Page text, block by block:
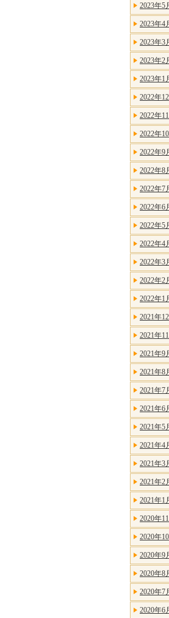
2023年5
2023年4
2023年3
2023年2
2023年1
2022年
2022年
2022年
2022年9
2022年8
2022年7
2022年6
2022年5
2022年4
2022年3
2022年2
2022年1
2021年
2021年
2021年9
2021年8
2021年7
2021年6
2021年5
2021年4
2021年3
2021年2
2021年1
2020年
2020年
2020年9
2020年8
2020年7
2020年6